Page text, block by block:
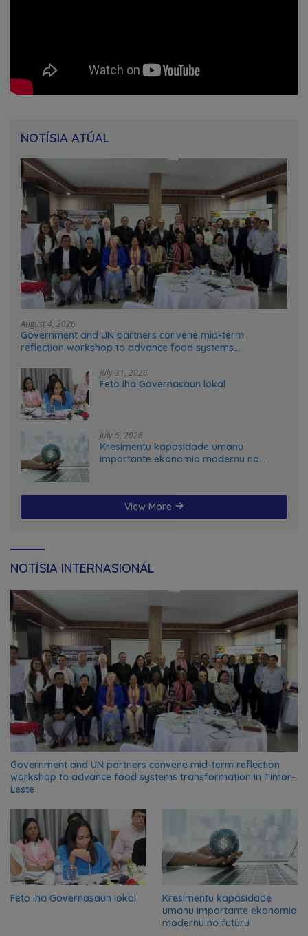
NOTÍSIA ATÚAL
August 4, 2026
Government and UN partners convene mid-term
reflection workshop to advance food systems
July 31, 2026
Feto iha Governasaun lokal
July 5, 2026
Kresimentu kapasidade umanu
importante ekonomia modernu no
View More
NOTÍSIA INTERNASIONÁL
Government and UN partners convene mid-term reflection
workshop to advance food systems transformation in Timor-
Leste
Feto iha Governasaun lokal
Kresimentu kapasidade
umanu importante ekonomia
modernu no futuru